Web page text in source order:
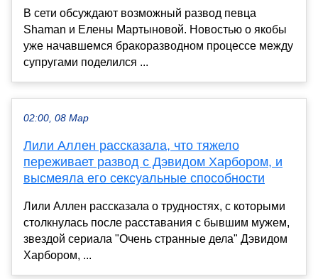
В сети обсуждают возможный развод певца
Shaman и Елены Мартыновой. Новостью о якобы
уже начавшемся бракоразводном процессе между
супругами поделился ...
02:00, 08 Мар
Лили Аллен рассказала, что тяжело
переживает развод с Дэвидом Харбором, и
высмеяла его сексуальные способности
Лили Аллен рассказала о трудностях, с которыми
столкнулась после расставания с бывшим мужем,
звездой сериала "Очень странные дела" Дэвидом
Харбором, ...